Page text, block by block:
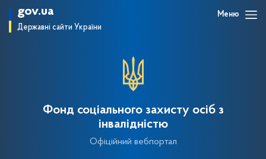
gov.ua
Державні сайти України
Меню
Фонд соціального захисту осіб з
інвалідністю
Офіційний вебпортал